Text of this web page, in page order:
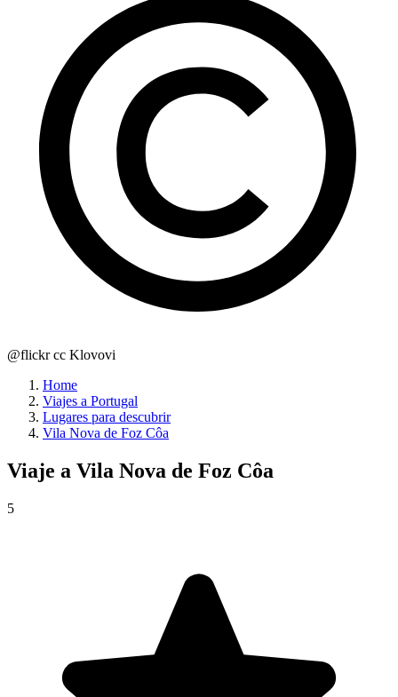
@flickr cc Klovovi
Home
Viajes a Portugal
Lugares para descubrir
Vila Nova de Foz Côa
Viaje a Vila Nova de Foz Côa
5